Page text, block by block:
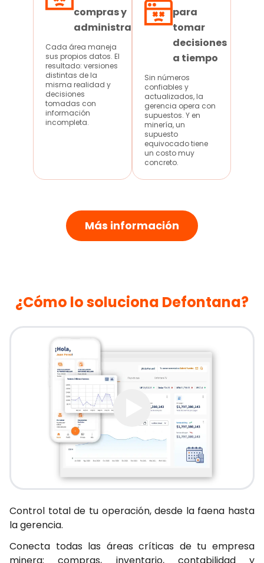
compras y
administración
Cada área maneja
sus propios datos. El
resultado: versiones
distintas de la
misma realidad y
decisiones
tomadas con
información
incompleta.
para
tomar
decisiones
a tiempo
Sin números
confiables y
actualizados, la
gerencia opera con
supuestos. Y en
minería, un
supuesto
equivocado tiene
un costo muy
concreto.
Más información
¿Cómo lo soluciona Defontana?
Control total de tu operación, desde la faena hasta
la gerencia.
Conecta todas las áreas críticas de tu empresa
minera: compras, inventario, contabilidad y